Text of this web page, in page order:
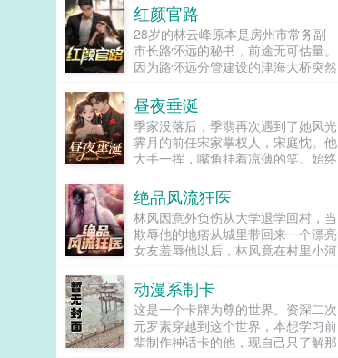
红颜官路
28岁的林云峰原本是房州市常务副
市长路怀远的秘书，前途无可估量。
因为路怀远分管建设的津海大桥突然
人羡慕的政坛新星被打入冷宫。娇妻
也离开了他，他心灰意冷借酒愁，却
意外发现女市委书记唐玉娆的秘密，
从此官运之门大开...
昼夜垂涎
季家没落后，季翡再次遇到了她风光
霁月的前任宋家掌权人，宋庭忱。他
大手一挥，嘴角挂着凉薄的笑。始终
终斯文矜贵，她却次次失控。她以
为，自己和他，莫过于此。直到某
天，宋庭忱声音喑哑呜咽能不能，再
爱我一回？...
绝品风流狂医
林风因意外负伤从大学退学回村，当
欺辱他的地痞从城里带回来一个漂亮
女友羞辱他以后，林风竟在村里小河
以后，且看林风嬉戏花丛，逍遥都
市！...
动漫系制卡
这是一个卡牌为尊的世界。资深二次
元罗素穿越到这个世界，本想学习前
辈制作神话卡的他，现自己只了解那